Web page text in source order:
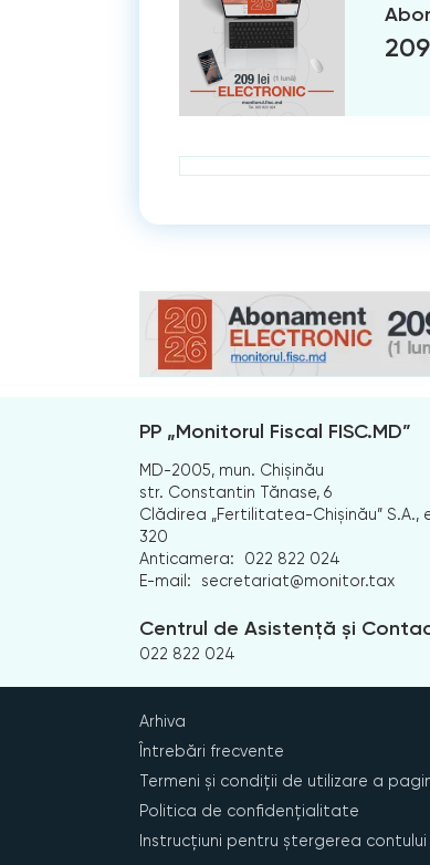
209
PP „Monitorul Fiscal FISC.MD”
MD-2005, mun. Chișinău
str. Constantin Tănase, 6
Clădirea „Fertilitatea-Chișinău” S.A.,
320
Anticamera:
022 822 024
E-mail:
secretariat@monitor.tax
Centrul de Asistență și
022 822 024
Arhiva
Întrebări frecvente
Termeni și condiții de utilizare a
Politica de confidențialitate
Instrucțiuni pentru ștergerea contului